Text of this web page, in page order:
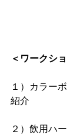
＜ワークシ
１）カラー
紹介
２）飲用ハ